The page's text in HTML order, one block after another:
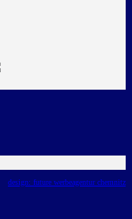
design: future werbeagentur chemnitz